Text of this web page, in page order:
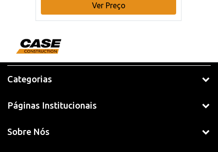
Ver Preço
Categorias
Páginas Institucionais
Sobre Nós